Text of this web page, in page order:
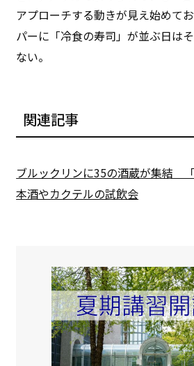
アプローチする動きが見え始めて
パーに「冷食の寿司」が並ぶ日は
ない。
関連記事
ブルックリンに35の酒蔵が集結
本酒やカクテルの試飲会